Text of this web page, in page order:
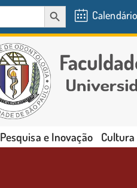
SEARCH BUTTON
Calendário
Pesquisa e Inovação